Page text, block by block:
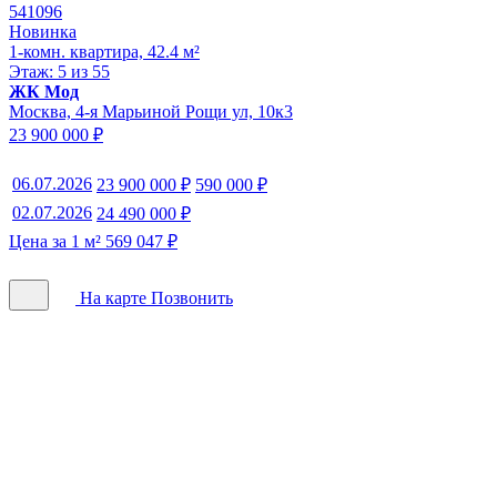
541096
Новинка
1-комн. квартира, 42.4 м²
Этаж: 5 из 55
ЖК Мод
Москва, 4-я Марьиной Рощи ул, 10к3
23 900 000 ₽
06.07.2026 23 900 000 ₽ 590 000 ₽
02.07.2026 24 490 000 ₽
Цена за 1 м² 569 047 ₽
На карте Позвонить